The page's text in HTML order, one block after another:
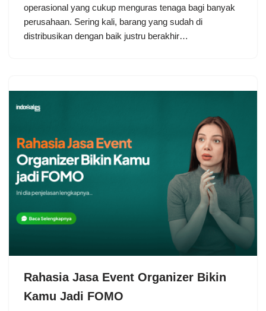
operasional yang cukup menguras tenaga bagi banyak
perusahaan. Sering kali, barang yang sudah di
distribusikan dengan baik justru berakhir…
Rahasia Jasa Event Organizer Bikin
Kamu Jadi FOMO